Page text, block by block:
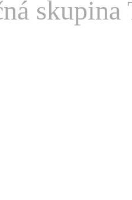
skupina